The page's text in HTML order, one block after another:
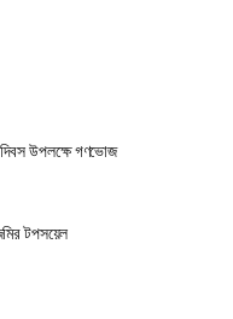
দিবস উপলক্ষে গণভোজ
টপসয়েল